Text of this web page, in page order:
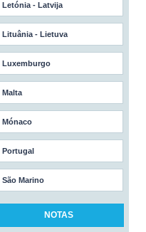
Letónia - Latvija
Lituânia - Lietuva
Luxemburgo
Malta
Mónaco
Portugal
São Marino
NOTAS